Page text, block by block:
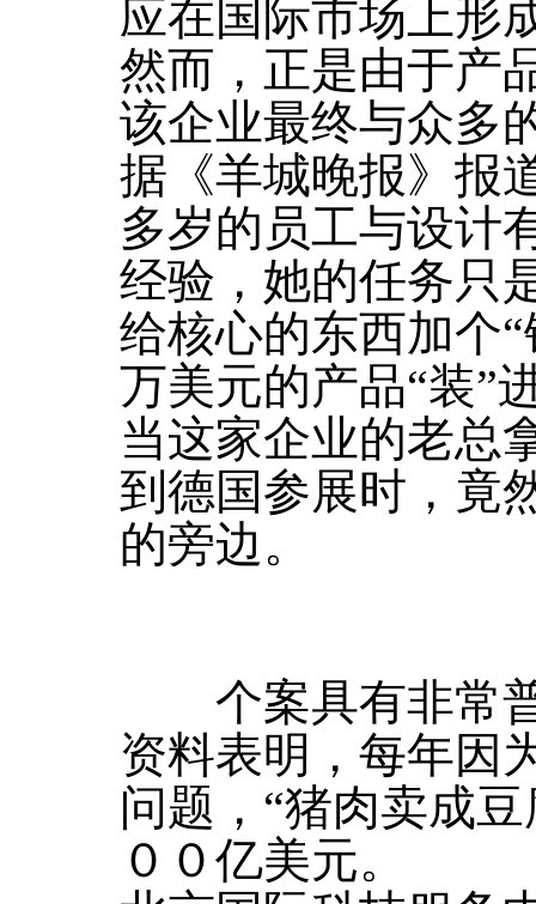
应在国际市场上形
然而，正是由于产
该企业最终与众多
据《羊城晚报》报
多岁的员工与设计
经验，她的任务只
给核心的东西加个
万美元的产品“装”
当这家企业的老总
到德国参展时，竟
的旁边。
个案具有非常普
资料表明，每年因
问题，“猪肉卖成
００亿美元。